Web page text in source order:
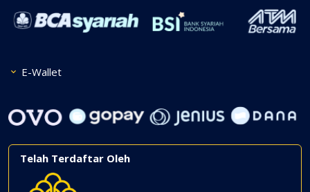
E-Wallet
Telah Terdaftar Oleh